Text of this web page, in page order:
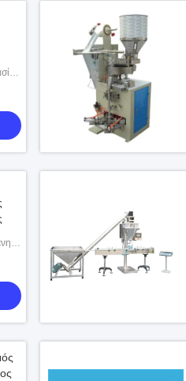
- φυγοκεντρικός στεγνωτήρας
αποταμίευσης/στεγνωτήρας
ντοματών ανοξείδωτου
Βρείτε την καλύτερη τιμή